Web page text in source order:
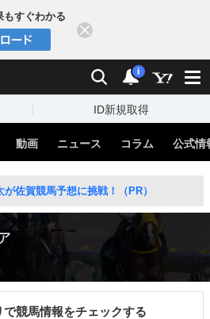
もすぐわかる
検索 通知
i
ID新規取得
動画 ニュース コラム 公式情
佐賀競馬予想に挑戦！（PR）
で競馬情報をチェックする